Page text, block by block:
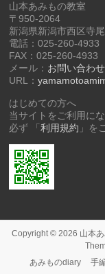
山本あみもの教室
〒950-2064
新潟県新潟市西区寺
電話：025-260-4933
FAX：025-260-4933
メール： お問い合わ
URL：
はじめての方へ
当サイトをご利用に
必ず 「利用規約 」を
Copyright © 2026 山本
あみものdiary
手